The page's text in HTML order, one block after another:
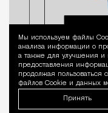
Мы используем файлы
анализа информации о
а также для улучшения и
предоставления
продолжая пользоваться
файлов Cookie и данных
Принять